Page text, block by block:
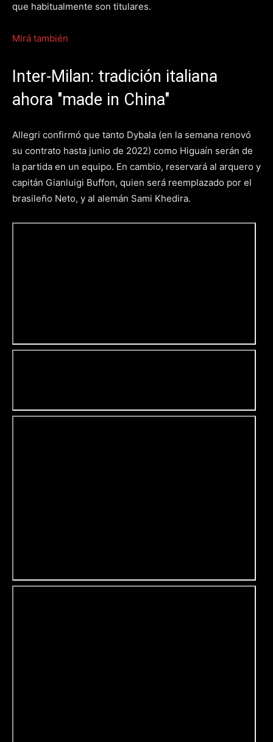
que habitualmente son titulares.
Mirá también
Inter-Milan: tradición italiana
ahora "made in China"
Allegri confirmó que tanto Dybala (en la semana renovó
su contrato hasta junio de 2022) como Higuaín serán de
la partida en un equipo. En cambio, reservará al arquero y
capitán Gianluigi Buffon, quien será reemplazado por el
brasileño Neto, y al alemán Sami Khedira.